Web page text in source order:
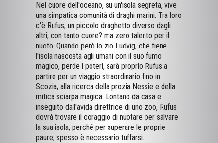
Nel cuore dell'oceano, su un'isola segreta, vive
una simpatica comunità di draghi marini. Tra loro
c'è Rufus, un piccolo draghetto diverso dagli
altri, con tanto cuore? ma zero talento per il
nuoto. Quando però lo zio Ludvig, che tiene
l'isola nascosta agli umani con il suo fumo
magico, perde i poteri, sarà proprio Rufus a
partire per un viaggio straordinario fino in
Scozia, alla ricerca della prozia Nessie e della
mitica sciarpa magica. Lontano da casa e
inseguito dall'avida direttrice di uno zoo, Rufus
dovrà trovare il coraggio di nuotare per salvare
la sua isola, perché per superare le proprie
paure, spesso è necessario tuffarsi.